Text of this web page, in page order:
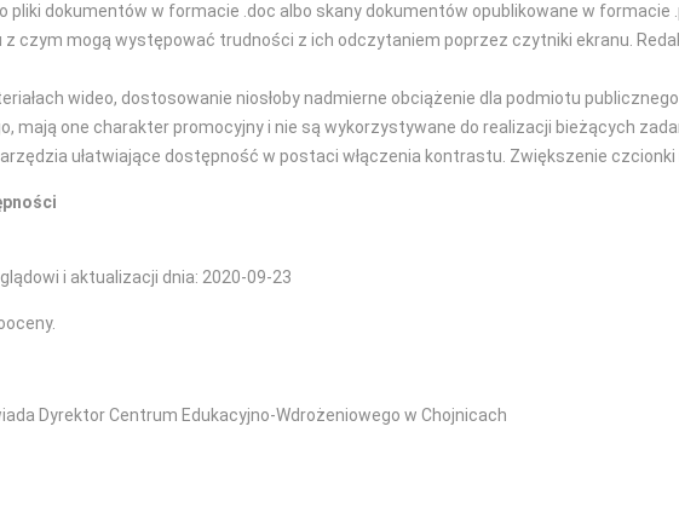
pliki dokumentów w formacie .doc albo skany dokumentów opublikowane w formacie
czym mogą występować trudności z ich odczytaniem poprzez czytniki ekranu.
wideo, dostosowanie niosłoby nadmierne obciążenie dla podmiotu publicznego.
mają one charakter promocyjny i nie są wykorzystywane do realizacji bieżących
ułatwiające dostępność w postaci włączenia kontrastu. Zwiększenie
i aktualizacji dnia: 2020-09-23
Dyrektor Centrum Edukacyjno-Wdrożeniowego w Chojnicach